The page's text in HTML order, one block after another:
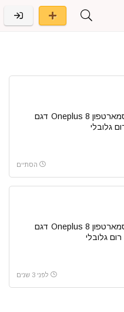
סמארטפון Oneplus 8 דגם
הסתיים
סמארטפון Oneplus 8 דגם
לפני 3 שנים